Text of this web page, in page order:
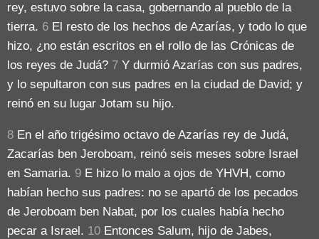
rey, estuvo sobre la casa, gobernando al pueblo de la
tierra. 6 El resto de los hechos de Azarías, y todo lo que
hizo, ¿no están escritos en el rollo de las Crónicas de
los reyes de Judá? 7 Y durmió Azarías con sus padres,
y lo sepultaron con sus padres en la ciudad de David; y
reinó en su lugar Jotam su hijo.
8 En el año trigésimo octavo de Azarías rey de Judá,
Zacarías ben Jeroboam, reinó seis meses sobre Israel
en Samaria. 9 E hizo lo malo a ojos de YHVH, como
habían hecho sus padres: no se apartó de los pecados
de Jeroboam ben Nabat, por los cuales había hecho
pecar a Israel. 10 Entonces Salum, hijo de Jabes,